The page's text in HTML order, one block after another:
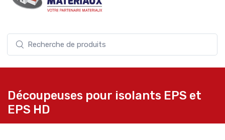
Découpeuses pour isolants EPS et
EPS HD